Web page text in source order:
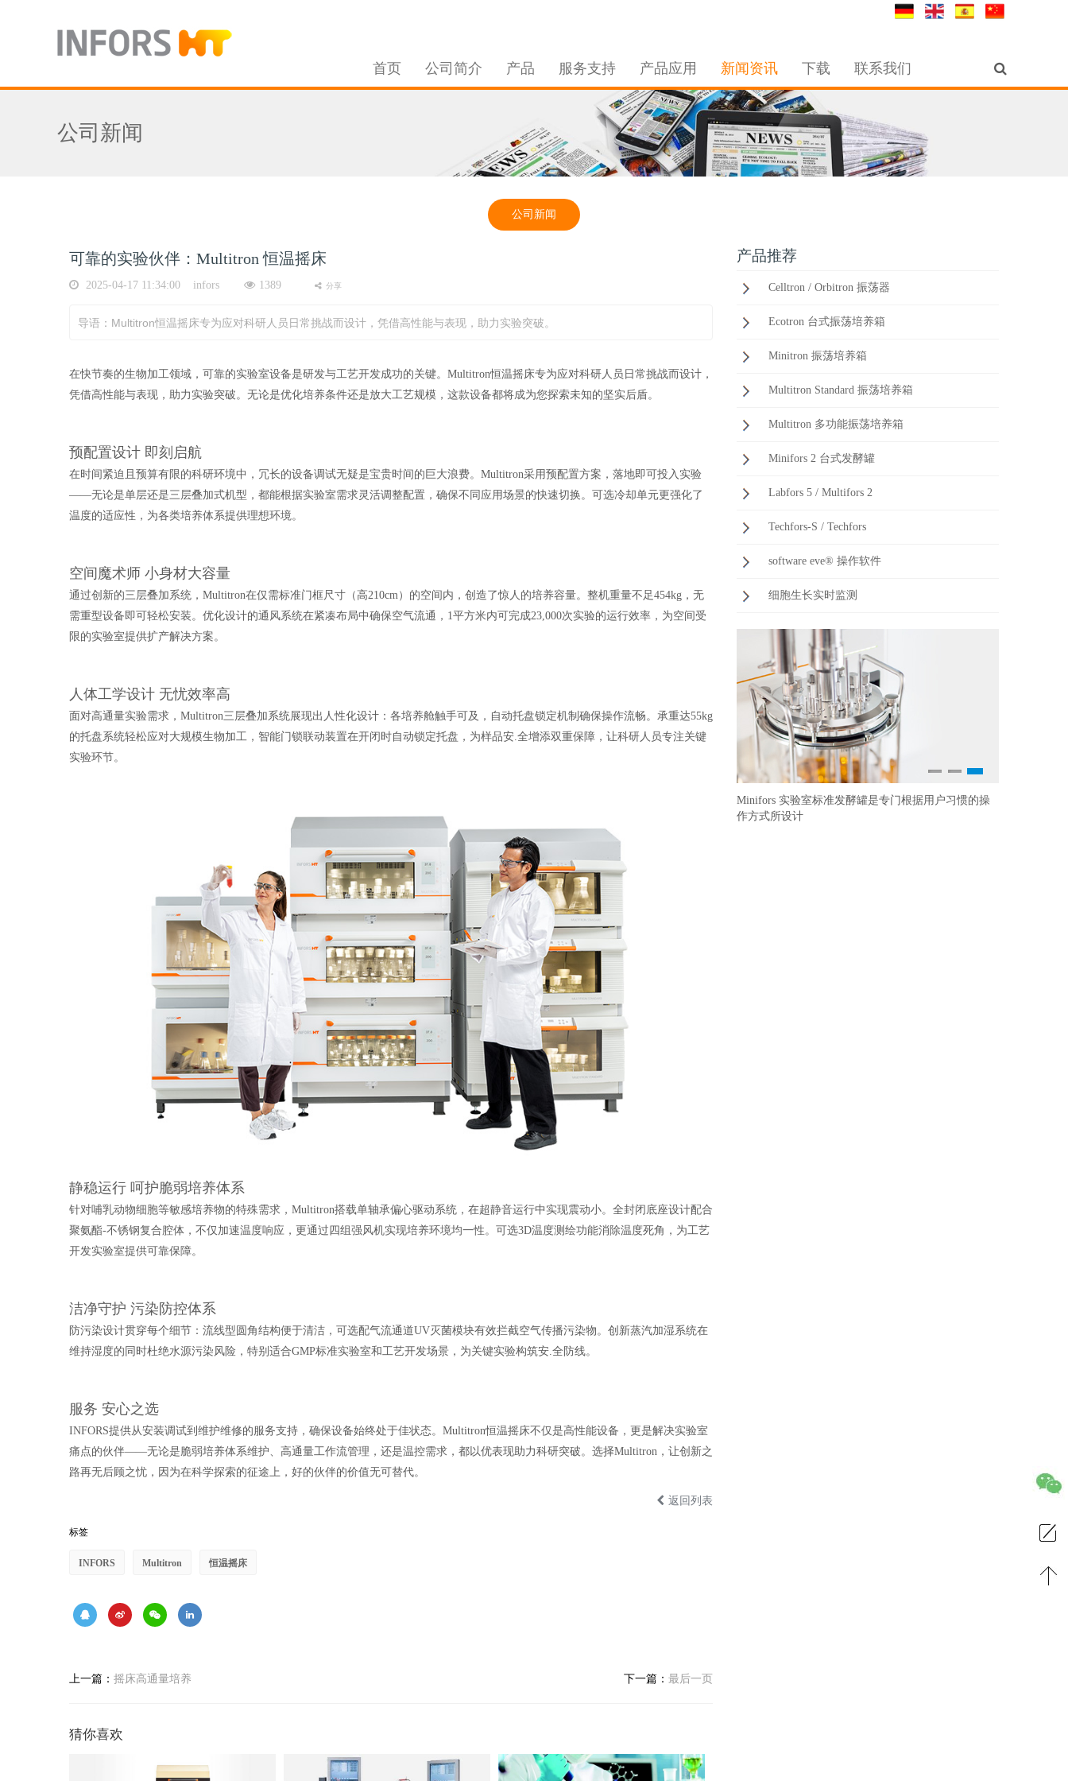
首页 公司简介 产品 服务支持 产品应用 新闻资讯 下载 联系我们
公司新闻
公司新闻
可靠的实验伙伴：Multitron 恒温摇床
2025-04-17 11:34:00 infors 1389 分享
导语：Multitron恒温摇床专为应对科研人员日常挑战而设计，凭借高性能与表现，助力实验突破。
在快节奏的生物加工领域，可靠的实验室设备是研发与工艺开发成功的关键。Multitron恒温摇床专为应对科研人员日常挑战而设计，
凭借高性能与表现，助力实验突破。无论是优化培养条件还是放大工艺规模，这款设备都将成为您探索未知的坚实后盾。
预配置设计 即刻启航
在时间紧迫且预算有限的科研环境中，冗长的设备调试无疑是宝贵时间的巨大浪费。Multitron采用预配置方案，落地即可投入实验
——无论是单层还是三层叠加式机型，都能根据实验室需求灵活调整配置，确保不同应用场景的快速切换。可选冷却单元更强化了
温度的适应性，为各类培养体系提供理想环境。
空间魔术师 小身材大容量
通过创新的三层叠加系统，Multitron在仅需标准门框尺寸（高210cm）的空间内，创造了惊人的培养容量。整机重量不足454kg，无
需重型设备即可轻松安装。优化设计的通风系统在紧凑布局中确保空气流通，1平方米内可完成23,000次实验的运行效率，为空间受
限的实验室提供扩产解决方案。
人体工学设计 无忧效率高
面对高通量实验需求，Multitron三层叠加系统展现出人性化设计：各培养舱触手可及，自动托盘锁定机制确保操作流畅。承重达55kg
的托盘系统轻松应对大规模生物加工，智能门锁联动装置在开闭时自动锁定托盘，为样品安.全增添双重保障，让科研人员专注关键
实验环节。
静稳运行 呵护脆弱培养体系
针对哺乳动物细胞等敏感培养物的特殊需求，Multitron搭载单轴承偏心驱动系统，在超静音运行中实现震动小。全封闭底座设计配合
聚氨酯-不锈钢复合腔体，不仅加速温度响应，更通过四组强风机实现培养环境均一性。可选3D温度测绘功能消除温度死角，为工艺
开发实验室提供可靠保障。
洁净守护 污染防控体系
防污染设计贯穿每个细节：流线型圆角结构便于清洁，可选配气流通道UV灭菌模块有效拦截空气传播污染物。创新蒸汽加湿系统在
维持湿度的同时杜绝水源污染风险，特别适合GMP标准实验室和工艺开发场景，为关键实验构筑安.全防线。
服务 安心之选
INFORS提供从安装调试到维护维修的服务支持，确保设备始终处于佳状态。Multitron恒温摇床不仅是高性能设备，更是解决实验室
痛点的伙伴——无论是脆弱培养体系维护、高通量工作流管理，还是温控需求，都以优表现助力科研突破。选择Multitron，让创新之
路再无后顾之忧，因为在科学探索的征途上，好的伙伴的价值无可替代。
返回列表
标签
INFORS Multitron 恒温摇床
上一篇： 摇床高通量培养 下一篇： 最后一页
猜你喜欢
产品推荐
Celltron / Orbitron 振荡器
Ecotron 台式振荡培养箱
Minitron 振荡培养箱
Multitron Standard 振荡培养箱
Multitron 多功能振荡培养箱
Minifors 2 台式发酵罐
Labfors 5 / Multifors 2
Techfors-S / Techfors
software eve® 操作软件
细胞生长实时监测
Minifors 实验室标准发酵罐是专门根据用户习惯的操
作方式所设计
1 2